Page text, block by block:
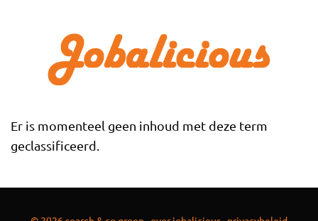
Er is momenteel geen inhoud met deze term
geclassificeerd.